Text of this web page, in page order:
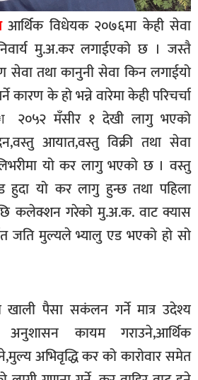
आर्थिक विधेयक २०७६मा केही सेवा
मु.अ.कर लगाईएको छ । जस्तै
सेवा तथा कानुनी सेवा किन लगाईयो
कारण के हो भन्ने वारेमा केही परिचर्चा
मँसीर १ देखी लागु भएको
आयात,वस्तु विक्री तथा सेवा
यो कर लागु भएको छ । वस्तु
हुदा यो कर लागु हुन्छ तथा पहिला
कलेक्शन गरेको मु.अ.क. वाट क्यास
जति मुल्यले भ्यालु एड भएको हो सो
पैसा सकंलन गर्ने मात्र उदेश्य
अनुशासन कायम गराउने,आर्थिक
अभिवृद्धि कर को कारोवार समेत